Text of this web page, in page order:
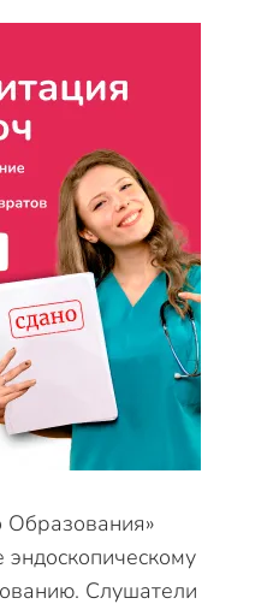
Образования»
Слушатели